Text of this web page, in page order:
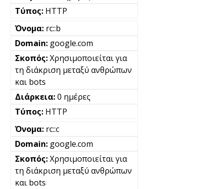
HTTP
rc::b
google.com
Χρησιμοποιείται για
τη διάκριση μεταξύ ανθρώπων
και bots
0 ημέρες
HTTP
rc::c
google.com
Χρησιμοποιείται για
τη διάκριση μεταξύ ανθρώπων
και bots